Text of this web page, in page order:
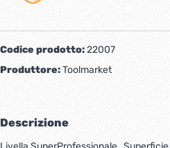
Codice prodotto:22007
Produttore:Toolmarket
Descrizione